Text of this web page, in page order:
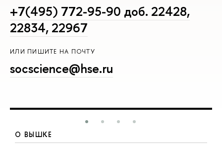
+7(495) 772-95-90 доб. 22428,
22834, 22967
ИЛИ ПИШИТЕ НА ПОЧТУ
socscience@hse.ru
О ВЫШКЕ